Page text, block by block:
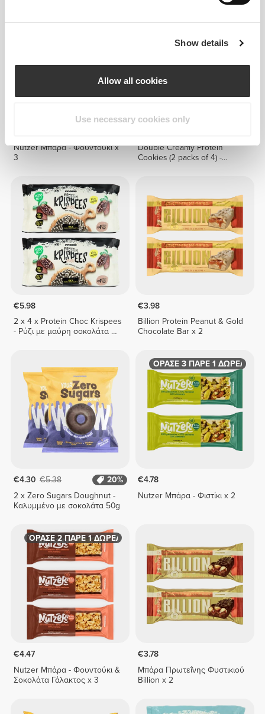
Show details
Allow all cookies
Use necessary cookies only
Nutzer Μπάρα - Φουντούκι x
3
Double Creamy Protein
Cookies (2 packs of 4) -
€5.98
2 x 4 x Protein Choc Krispees
- Ρύζι με μαύρη σοκολάτα 24
€3.98
Billion Protein Peanut & Gold
Chocolate Bar x 2
€4.30 €5.38
20%
2 x Zero Sugars Doughnut -
Καλυμμένο με σοκολάτα 50g
ΑΓΟΡΑΣΕ 3 ΠΑΡΕ 1 ΔΩΡΕΑΝ
€4.78
Nutzer Μπάρα - Φιστίκι x 2
ΑΓΟΡΑΣΕ 2 ΠΑΡΕ 1 ΔΩΡΕΑΝ
€4.47
Nutzer Μπάρα - Φουντούκι &
Σοκολάτα Γάλακτος x 3
€3.78
Μπάρα Πρωτεΐνης Φυστικιού
Billion x 2